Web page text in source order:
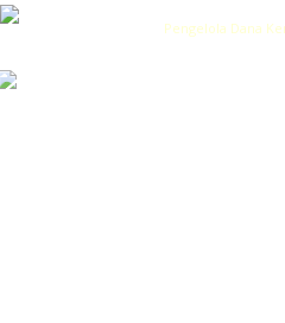
Pengelola Dana